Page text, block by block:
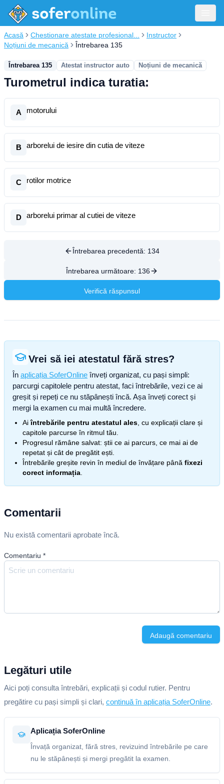
Acasă Chestionare atestate profesional...
Instructor
Noțiuni de mecanică
Întrebarea 135
Întrebarea 135 Atestat instructor auto Noțiuni de mecanică
Turometrul indica turatia:
A motorului
B arborelui de iesire din cutia de viteze
C rotilor motrice
D arborelui primar al cutiei de viteze
Întrebarea precedentă: 134
Întrebarea următoare: 136
Verifică răspunsul
Vrei să iei atestatul fără stres?
În aplicația SoferOnline înveți organizat, cu pași simpli:
parcurgi capitolele pentru atestat, faci întrebările, vezi ce ai
greșit și repeți ce nu stăpânești încă. Așa înveți corect și
mergi la examen cu mai multă încredere.
Aiîntrebările pentru atestatul ales , cu explicații clare și
capitole parcurse în ritmul tău.
Progresul rămâne salvat: știi ce ai parcurs, ce mai ai de
repetat și cât de pregătit ești.
Întrebările greșite revin în mediul de învățare până fixezi
corect informația
Comentarii
Nu există comentarii aprobate încă.
Comentariu *
Adaugă comentariu
Legături utile
Aici poți consulta întrebări, explicații și codul rutier. Pentru
pregătire cu pași simpli și clari, continuă în aplicația SoferOnline.
Aplicația SoferOnline
Învață organizat, fără stres, revizuind întrebările pe care
nu le stăpânești și mergi pregătit la examen.